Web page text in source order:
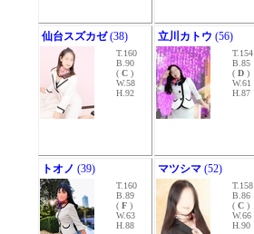
仙台スズカゼ(38)
T.160
B.90
( C )
W.58
H.92
立川カトウ (56)
T.154
B.85
( D )
W.61
H.87
トオノ (39)
T.160
B.89
( F )
W.63
H.88
マツシマ (52)
T.158
B.86
( C )
W.66
H.90